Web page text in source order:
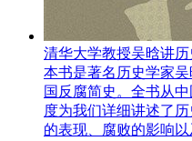
清华大学教授吴晗讲
本书是著名历史学家
国反腐简史。全书从
度为我们详细讲述了
的表现、腐败的影响以